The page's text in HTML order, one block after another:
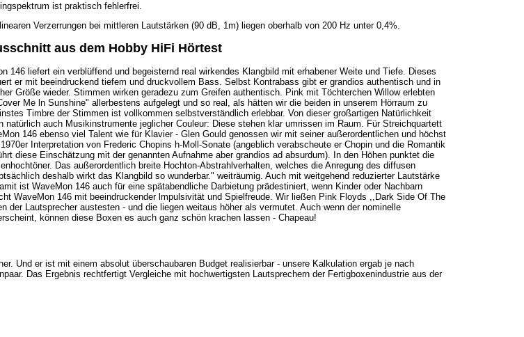
ist praktisch fehlerfrei.
Verzerrungen bei mittleren Lautstärken (90 dB, 1m) liegen oberhalb von 200 Hz unter 0,4%.
aus dem Hobby HiFi Hörtest
146 liefert ein verblüffend und begeisternd real wirkendes Klangbild mit erhabener Weite und Tiefe. Dieses
er mit beeindruckend tiefem und druckvollem Bass. Selbst Kontrabass gibt er grandios authentisch und in
Größe wieder. Stimmen wirken geradezu zum Greifen authentisch. Pink mit Töchterchen Willow erlebten
Me ln Sunshine" allerbestens aufgelegt und so real, als hätten wir die beiden in unserem Hörraum zu
Timbre der Stimmen ist vollkommen selbstverständlich erlebbar. Von dieser großartigen Natürlichkeit
natürlich auch Musikinstrumente jeglicher Couleur: Diese stehen klar umrissen im Raum. Für Streichquartett
146 ebenso viel Talent wie für Klavier - Glen Gould genossen wir mit seiner außerordentlichen und höchst
Interpretation von Frederic Chopins h-Moll-Sonate (angeblich verabscheute er Chopin und die Romantik
diese Einschätzung mit der genannten Aufnahme aber grandios ad absurdum). In den Höhen punktet die
Das außerordentlich breite Hochton-Abstrahlverhalten, welches die Anregung des diffusen
deshalb wirkt das Klangbild so wunderbar." weiträumig. Auch mit weitgehend reduzierter Lautstärke
ist WaveMon 146 auch für eine spätabendliche Darbietung prädestiniert, wenn Kinder oder Nachbarn
WaveMon 146 mit beeindruckender lmpulsivität und Spielfreude. Wir ließen Pink Floyds ,,Dark Side Of The
der Lautsprecher austesten - und die liegen weitaus höher als vermutet. Auch wenn der nominelle
können diese Boxen es auch ganz schön krachen lassen - Chapeau!
Und er ist mit einem absolut überschaubaren Budget realisierbar - unsere Kalkulation ergab je nach
Das Ergebnis rechtfertigt Vergleiche mit hochwertigsten Lautsprechern der Fertigboxenindustrie aus der